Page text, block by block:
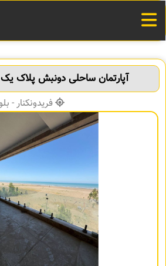
آپارتمان ساحلی دونبش پلاک یک
فریدونکنار - بلوار